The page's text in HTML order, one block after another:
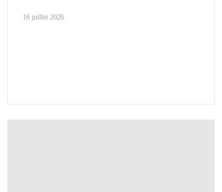
16 juillet 2026